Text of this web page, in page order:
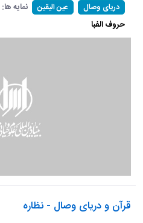
دریای وصال عین الیقین نمایه ها:
حروف الفبا
قرآن و دریای وصال - نظاره